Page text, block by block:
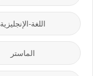
اللغة-الإنجليزية
الماستر